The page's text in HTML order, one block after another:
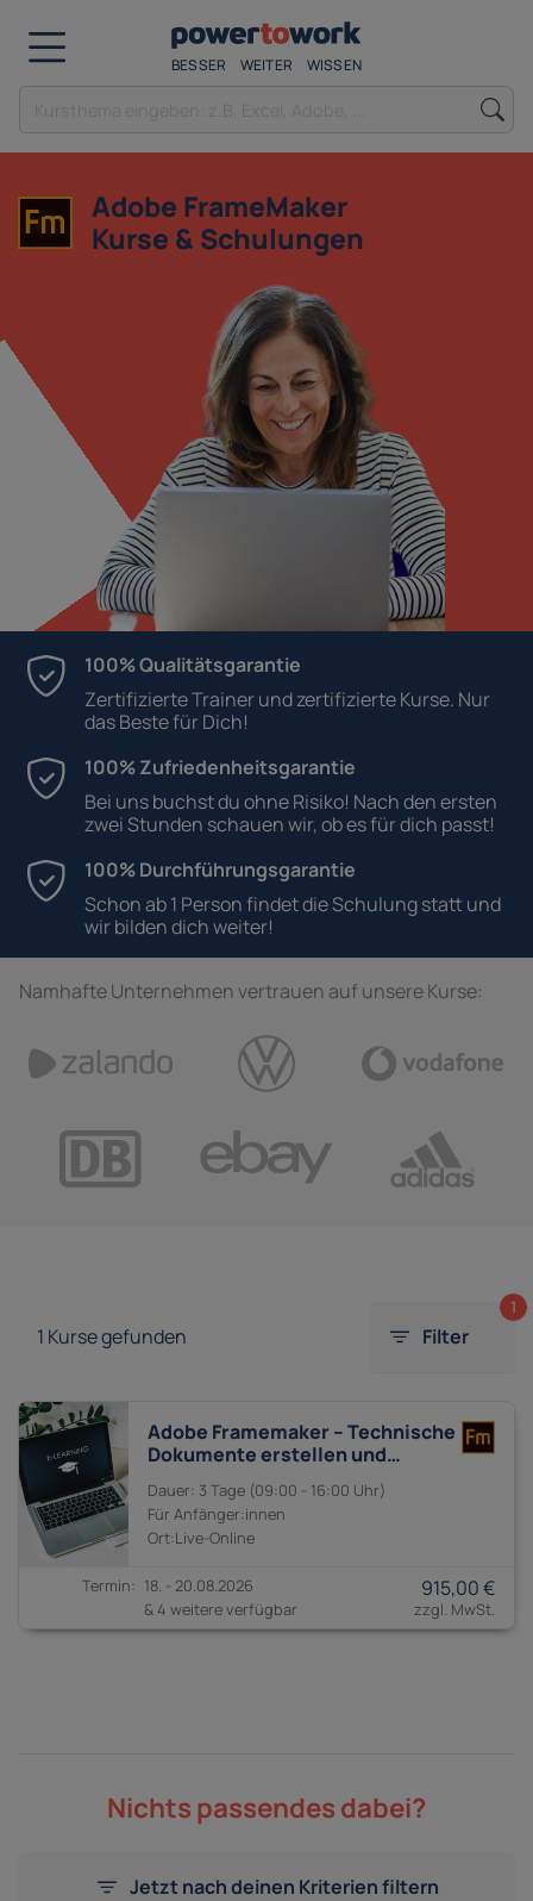
BESSER WEITER WISSEN
Adobe FrameMaker
Kurse & Schulungen
100% Qualitätsgarantie
Zertifizierte Trainer und zertifizierte Kurse. Nur
das Beste für Dich!
100% Zufriedenheitsgarantie
Bei uns buchst du ohne Risiko! Nach den ersten
zwei Stunden schauen wir, ob es für dich passt!
100% Durchführungsgarantie
Schon ab 1 Person findet die Schulung statt und
wir bilden dich weiter!
Namhafte Unternehmen vertrauen auf unsere Kurse:
1 Kurse gefunden Filter
1
Adobe Framemaker – Technische
Dokumente erstellen und
präsentieren
3 Tage 09:00 - 16:00
Anfänger:innen
18. - 20.08.2026
& 4 weitere verfügbar
915,00 €
Nichts passendes dabei?
Jetzt nach deinen Kriterien filtern